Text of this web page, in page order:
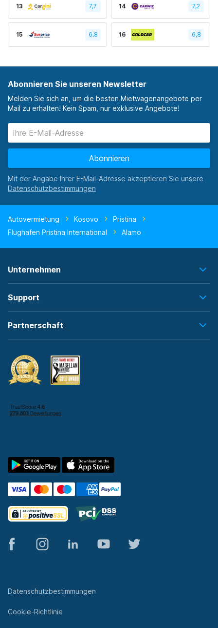
13 7,7 14 7,2
15 6.8 16 6,8
Abonnieren Sie unseren Newsletter
Melden Sie sich an, um die besten Mietwagenangebote per
Mail zu erhalten! Kein Spam, nur exklusive Angebote!
Abonnieren
Mit der Angabe Ihrer E-Mail-Adresse akzeptieren Sie unsere
Autovermietung Kosovo
Pristina
Flughafen Pristina International
Alamo
Unternehmen
Support
Partnerschaft